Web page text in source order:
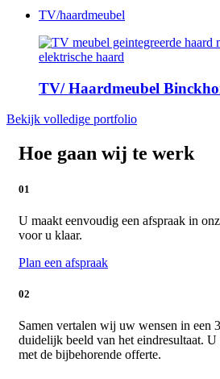
TV/haardmeubel
TV/ Haardmeubel
Bekijk volledige portfolio
Hoe gaan wij te werk
01
U maakt eenvoudig een afspraak in
voor u klaar.
Plan een afspraak
02
Samen vertalen wij uw wensen in een
duidelijk beeld van het eindresultaat.
met de bijbehorende offerte.